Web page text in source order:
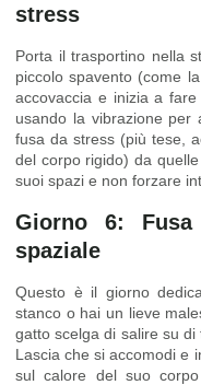
stress
Porta il trasportino nella
piccolo spavento (come
accovaccia e inizia a
usando la vibrazione per
fusa da stress (più tese,
del corpo rigido) da
suoi spazi e non forzare
Giorno 6:
spaziale
Questo è il giorno
stanco o hai un lieve
gatto scelga di salire su di
Lascia che si accomodi e
sul calore del suo